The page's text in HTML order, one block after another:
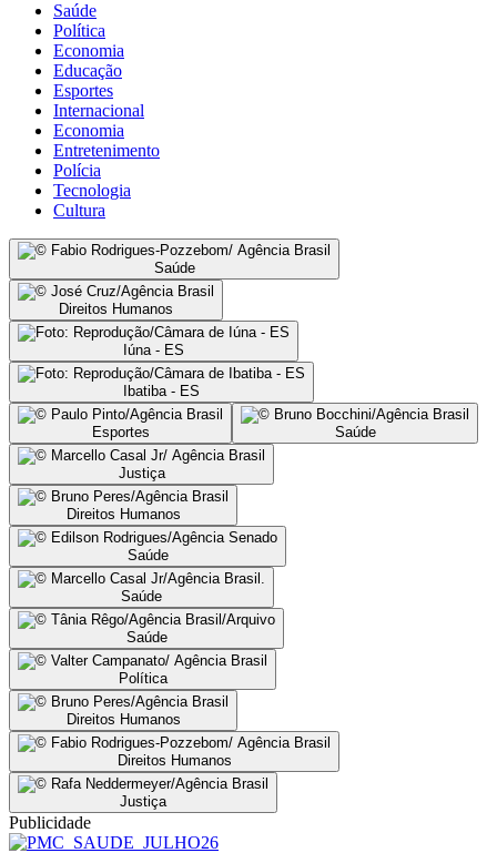
Saúde
Política
Economia
Educação
Esportes
Internacional
Economia
Entretenimento
Polícia
Tecnologia
Cultura
Saúde
Direitos Humanos
Iúna - ES
Ibatiba - ES
Esportes Saúde
Justiça
Direitos Humanos
Saúde
Saúde
Saúde
Política
Direitos Humanos
Direitos Humanos
Justiça
Publicidade